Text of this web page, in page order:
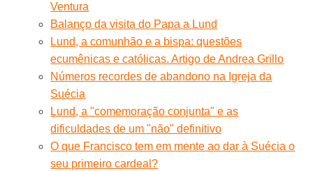
Ventura
Balanço da visita do Papa a Lund
Lund, a comunhão e a bispa: questões
ecumênicas e católicas. Artigo de Andrea Grillo
Números recordes de abandono na Igreja da
Suécia
Lund, a "comemoração conjunta" e as
dificuldades de um "não" definitivo
O que Francisco tem em mente ao dar à Suécia o
seu primeiro cardeal?